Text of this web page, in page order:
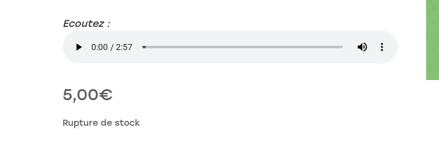
Ecoutez :
5,00€
Rupture de stock